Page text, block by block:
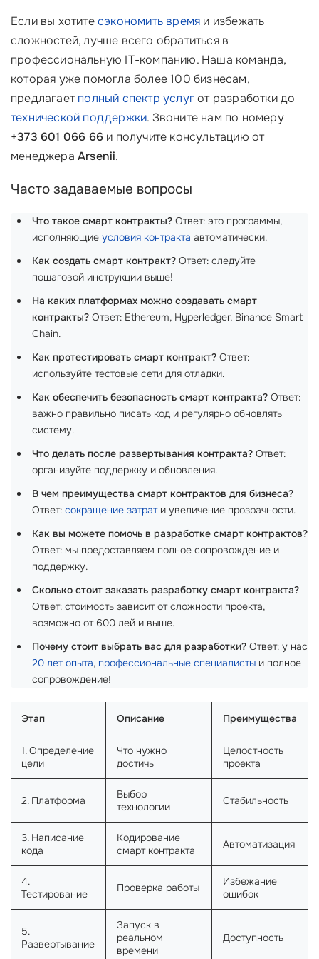
Если вы хотитесэкономить время и избежать
сложностей, лучше всего обратиться в
профессиональную IT-компанию. Наша команда,
которая уже помогла более 100 бизнесам,
предлагаетполный спектр услугот разработки до
технической поддержки. Звоните нам по номеру
+373 601 066 66 и получите консультацию от
менеджера Arsenii.
Часто задаваемые вопросы
Что такое смарт контракты? Ответ: это программы,
исполняющие условия контракта автоматически.
Как создать смарт контракт? Ответ: следуйте
пошаговой инструкции выше!
На каких платформах можно создавать смарт
контракты? Ответ: Ethereum, Hyperledger, Binance Smart
Chain.
Как протестировать смарт контракт? Ответ:
используйте тестовые сети для отладки.
Как обеспечить безопасность смарт контракта? Ответ:
важно правильно писать код и регулярно обновлять
систему.
Что делать после развертывания контракта? Ответ:
организуйте поддержку и обновления.
В чем преимущества смарт контрактов для бизнеса?
Ответ: сокращение затрати увеличение прозрачности.
Как вы можете помочь в разработке смарт контрактов?
Ответ: мы предоставляем полное сопровождение и
поддержку.
Сколько стоит заказать разработку смарт контракта?
Ответ: стоимость зависит от сложности проекта,
возможно от 600 лей и выше.
Почему стоит выбрать вас для разработки? Ответ: у нас
20 лет опыта, профессиональные специалисты и полное
сопровождение!
Этап Описание Преимущества
1. Определение
цели
Что нужно
достичь
Целостность
проекта
2. Платформа
Выбор
технологии
Стабильность
3. Написание
кода
Кодирование
смарт контракта
Автоматизация
4.
Тестирование
Проверка работы
Избежание
ошибок
5.
Развертывание
Запуск в
реальном
времени
Доступность